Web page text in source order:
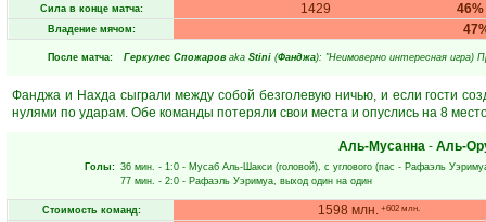
Сила в конце матча: 46%
1429
Владение мячом:
После матча: Геркулес Спожаров aka Stini (Фанджа): "Неимоверно интересная игра)
Фанджа и Нахда сыграли между собой безголевую ничью, и если гости
нулями по ударам. Обе команды потеряли свои места и опуслись на 8
Аль-Мусанна - Аль-
Голы: 36 мин. - 1:0 - Мусаб Аль-Шакси (головой), с углового (пас - Рафаэль
77 мин. - 2:0 - Рафаэль Уэримуа, выход один на один
Стоимость команд: 1598 млн. +602 млн.